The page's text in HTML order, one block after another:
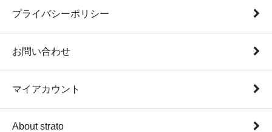
プライバシーポリシー
お問い合わせ
マイアカウント
About strato